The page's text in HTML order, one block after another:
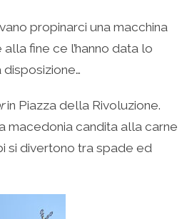
propinarci una macchina
fine ce l’hanno data lo
in Piazza della Rivoluzione.
macedonia candita alla carne
si divertono tra spade ed